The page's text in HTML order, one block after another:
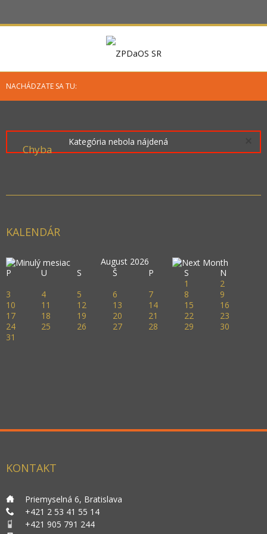
NACHÁDZATE SA TU:
Chyba
Kategória nebola nájdená
KALENDÁR
August 2026
P
U S Š P S
N
1
2
3
4 5 6 7 8
9
10
11 12 13 14 15
16
17
18 19 20 21 22
23
24
25 26 27 28 29
30
31
KONTAKT
Priemyselná 6, Bratislava
+421 2 53 41 55 14
+421 905 791 244